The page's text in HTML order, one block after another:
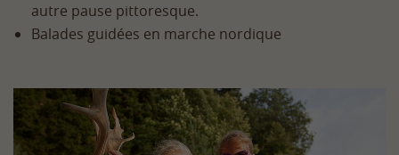
autre pause pittoresque.
Balades guidées en marche nordique